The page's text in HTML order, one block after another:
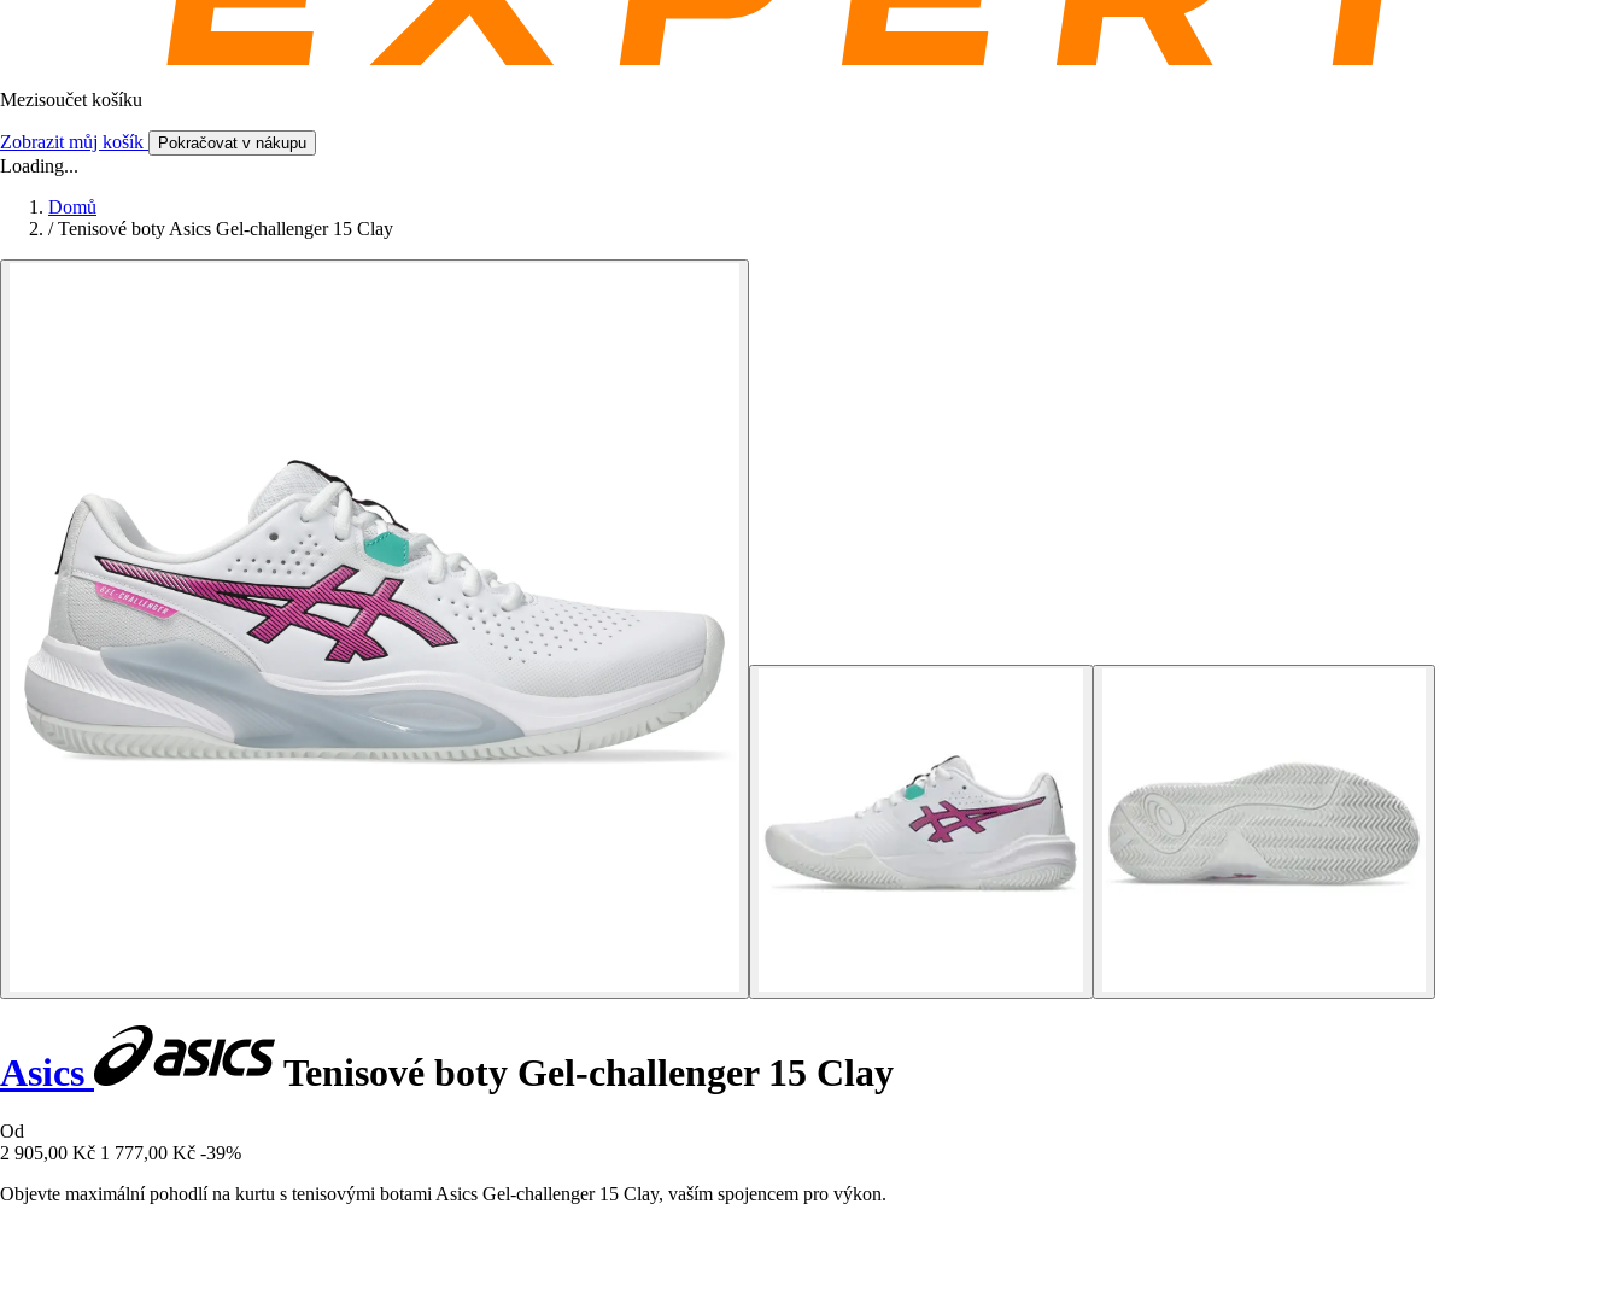
Mezisoučet košíku
Zobrazit můj košík Pokračovat v nákupu
Loading...
Domů
/ Tenisové boty Asics Gel-challenger 15 Clay
Asics Tenisové boty Gel-challenger 15 Clay
Od
2 905,00 Kč 1 777,00 Kč -39%
Objevte maximální pohodlí na kurtu s tenisovými botami Asics Gel-challenger 15 Clay, vaším spojencem pro výkon.